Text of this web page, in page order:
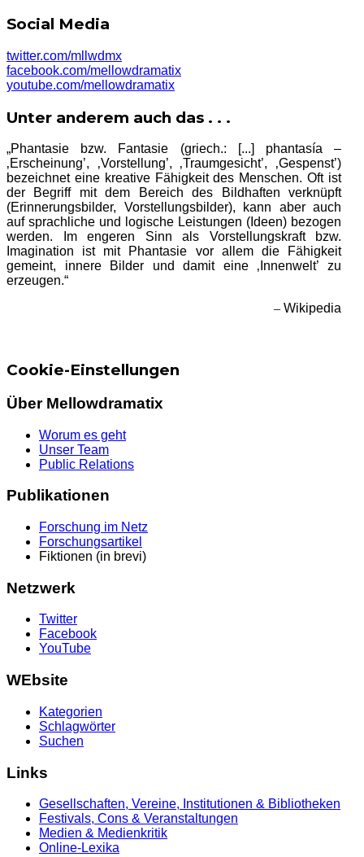
Social Media
twitter.com/mllwdmx
facebook.com/mellowdramatix
youtube.com/mellowdramatix
Unter anderem auch das . . .
„Phantasie bzw. Fantasie (griech.: [...] phantasía –
‚Erscheinung’, ‚Vorstellung’, ‚Traumgesicht’, ‚Gespenst’)
bezeichnet eine kreative Fähigkeit des Menschen. Oft ist
der Begriff mit dem Bereich des Bildhaften verknüpft
(Erinnerungsbilder, Vorstellungsbilder), kann aber auch
auf sprachliche und logische Leistungen (Ideen) bezogen
werden. Im engeren Sinn als Vorstellungskraft bzw.
Imagination ist mit Phantasie vor allem die Fähigkeit
gemeint, innere Bilder und damit eine ‚Innenwelt’ zu
erzeugen.“
– Wikipedia
Cookie-Einstellungen
Über Mellowdramatix
Worum es geht
Unser Team
Public Relations
Publikationen
Forschung im Netz
Forschungsartikel
Fiktionen (in brevi)
Netzwerk
Twitter
Facebook
YouTube
WEbsite
Kategorien
Schlagwörter
Suchen
Links
Gesellschaften, Vereine, Institutionen & Bibliotheken
Festivals, Cons & Veranstaltungen
Medien & Medienkritik
Online-Lexika